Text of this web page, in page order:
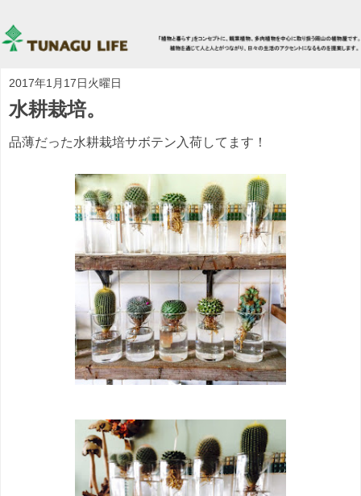
2017年1月17日火曜日
水耕栽培。
品薄だった水耕栽培サボテン入荷してます！